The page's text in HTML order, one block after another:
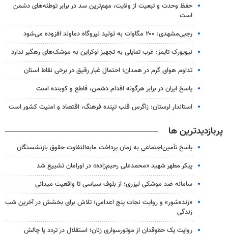
حفظ وحدت و تبعیت از ولایت، مهم‌ترین سد در برابر توطئه‌های دشمن
است
رجبی‌مشهدی: ۲۰۰ مگاوات به تولید نیروگاه دماوند افزوده می‌شود
نیویورک تایمز: غرب تمایلی به تجهیز اوکراین به موشک‌های رهگیر ندارد
تداوم هوای گرم در همدان؛ احتمال غبار رقیق در برخی نقاط استان
پاسخ ایران در برابر هرگونه اقدام دشمن، قاطع و کوبنده است
استاندار لرستان: زاگرس قلب تپنده فرهنگ، اقتصاد و امنیت کشور است
پربازدیدترین ها
پاسخ تأمین‌اجتماعی به زمان پرداخت مابه‌التفاوت حقوق بازنشستگان
پیکر مطهر شهید «محمدعلی رحیم‌زاده» در اورامان تشییع شد
سامانه ضد موشکی لیزری؛ از بلوف سیاسی تا واقعیت میدانی
«زنده‌شور» و روایت نجات پنج اعدامی؛ تلاش برای بخشش در آخرین شب
زندگی
روایت یک حقوقدان از موتورسواری زنان؛ استقلال در تردد یا چالش